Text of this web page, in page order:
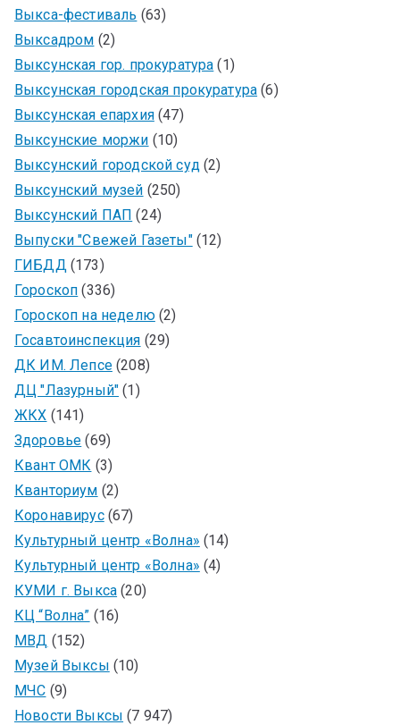
Выкса-фестиваль (63)
Выксадром (2)
Выксунская гор. прокуратура (1)
Выксунская городская прокуратура (6)
Выксунская епархия(47)
Выксунские моржи (10)
Выксунский городской суд(2)
Выксунский музей (250)
Выксунский ПАП (24)
Выпуски "Свежей Газеты"(12)
ГИБДД(173)
Гороскоп (336)
Гороскоп на неделю(2)
Госавтоинспекция (29)
ДК ИМ. Лепсе(208)
ДЦ "Лазурный" (1)
ЖКХ (141)
Здоровье (69)
Квант ОМК (3)
Кванториум (2)
Коронавирус(67)
Культурный центр «Волна» (14)
Культурный центр «Волна» (4)
КУМИ г. Выкса (20)
КЦ “Волна” (16)
МВД (152)
Музей Выксы (10)
МЧС (9)
Новости Выксы (7 947)